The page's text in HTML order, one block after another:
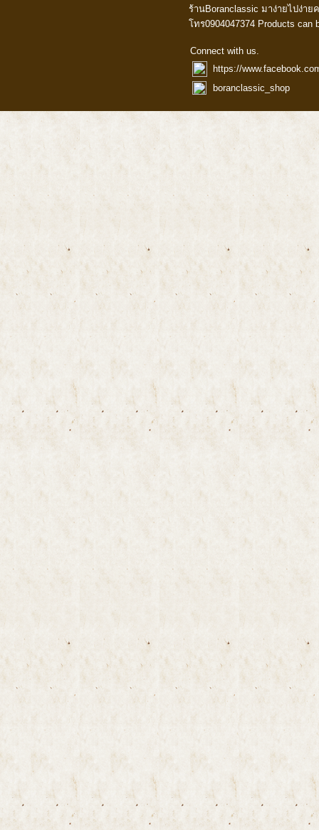
ร้านBoranclassic มาง่ายไปง่า
โทร0904047374 Products can
Connect with us.
https://
boranclassic_shop